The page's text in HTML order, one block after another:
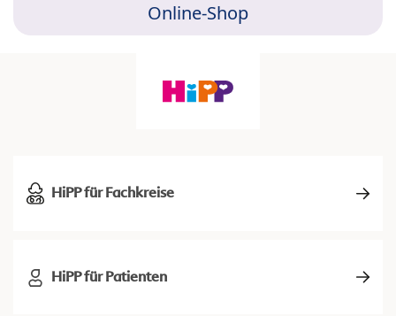
Online-Shop
HiPP für Fachkreise
HiPP für Patienten